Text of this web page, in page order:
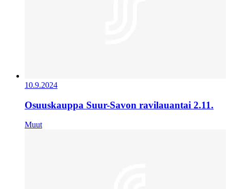
10.9.2024
Osuuskauppa Suur-Savon ravilauantai 2.11.
Muut